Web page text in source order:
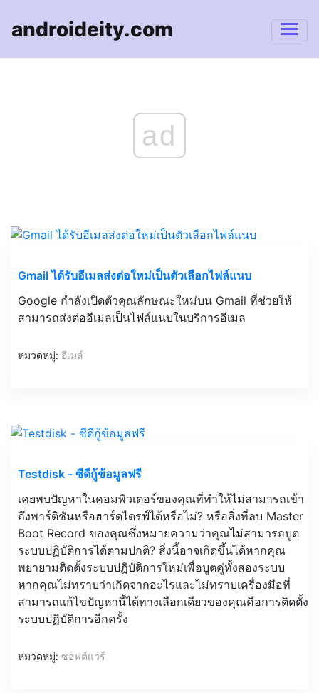
androideity.com
ad
Gmail ได้รับอีเมลส่งต่อใหม่เป็นตัวเลือกไฟล์แนบ
Google กำลังเปิดตัวคุณลักษณะใหม่บน Gmail ที่ช่วยให้
สามารถส่งต่ออีเมลเป็นไฟล์แนบในบริการอีเมล
หมวดหมู่: อีเมล์
Testdisk - ซีดีกู้ข้อมูลฟรี
เคยพบปัญหาในคอมพิวเตอร์ของคุณที่ทำให้ไม่สามารถเข้า
ถึงพาร์ติชันหรือฮาร์ดไดรฟ์ได้หรือไม่? หรือสิ่งที่ลบ Master
Boot Record ของคุณซึ่งหมายความว่าคุณไม่สามารถบูต
ระบบปฏิบัติการได้ตามปกติ? สิ่งนี้อาจเกิดขึ้นได้หากคุณ
พยายามติดตั้งระบบปฏิบัติการใหม่เพื่อบูตคู่ทั้งสองระบบ
หากคุณไม่ทราบว่าเกิดจากอะไรและไม่ทราบเครื่องมือที่
สามารถแก้ไขปัญหานี้ได้ทางเลือกเดียวของคุณคือการติดตั้ง
ระบบปฏิบัติการอีกครั้ง
หมวดหมู่: ซอฟต์แวร์